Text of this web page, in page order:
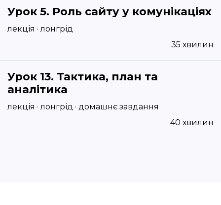
Урок 5. Роль сайту у комунікаціях
лекція · лонгрід
35 хвилин
Урок 13. Тактика, план та
аналітика
лекція · лонгрід · домашнє завдання
40 хвилин